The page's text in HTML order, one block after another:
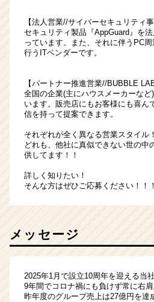
【法人営業//サイバーセキュリティ事
セキュリティ製品『AppGuard』を
っています。また、それに伴うPC
行うITベンダーです。
【パートナー推進営業//BUBBLE
全国の企業(主にハウスメーカーな
います。販売店にもお客様にも喜ん
信を持って提案できます。
それぞれが全く異なる営業スタイル！
どれも、他社に真似できない世の中
供してます！！
詳しく知りたい！
そんな方はぜひご応募ください！！！
メッセージ
2025年1月で設立10周年を迎える当社
9年間でコロナ禍にも負けず常に右肩
昨年度のグループ売上は27億円を達